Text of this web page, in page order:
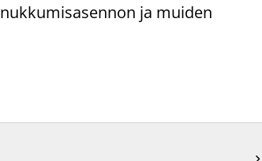
ja muiden